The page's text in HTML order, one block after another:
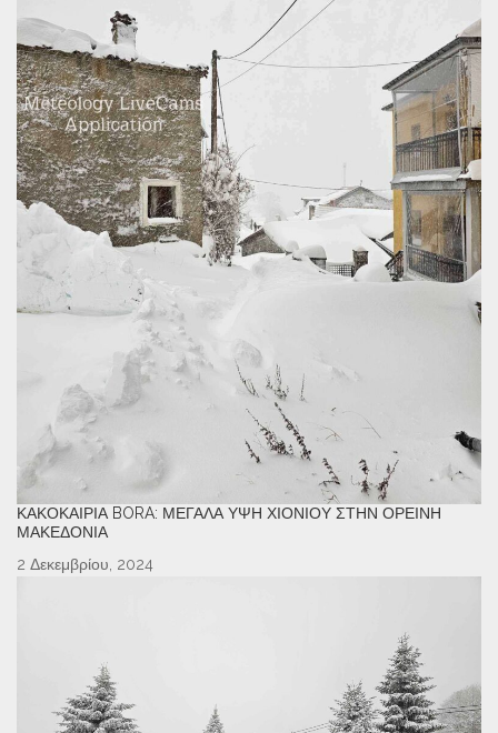
ΚΑΚΟΚΑΙΡΊΑ BORA: ΜΕΓΆΛΑ ΎΨΗ ΧΙΟΝΙΟΎ ΣΤΗΝ ΟΡΕΙΝΉ
ΜΑΚΕΔΟΝΊΑ
2 Δεκεμβρίου, 2024